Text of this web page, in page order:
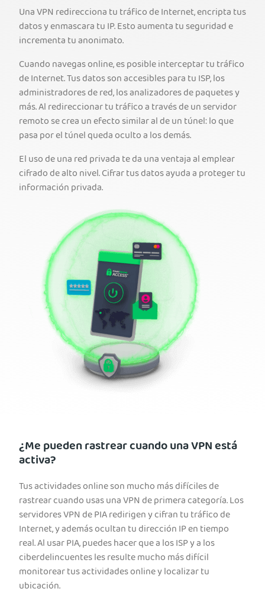
Una VPN redirecciona tu tráfico de Internet, encripta tus
datos y enmascara tu IP. Esto aumenta tu seguridad e
incrementa tu anonimato.
Cuando navegas online, es posible interceptar tu tráfico
de Internet. Tus datos son accesibles para tu ISP, los
administradores de red, los analizadores de paquetes y
más. Al redireccionar tu tráfico a través de un servidor
remoto se crea un efecto similar al de un túnel: lo que
pasa por el túnel queda oculto a los demás.
El uso de una red privada te da una ventaja al emplear
cifrado de alto nivel. Cifrar tus datos ayuda a proteger tu
información privada.
¿Me pueden rastrear cuando una VPN está
activa?
Tus actividades online son mucho más difíciles de
rastrear cuando usas una VPN de primera categoría. Los
servidores VPN de PIA redirigen y cifran tu tráfico de
Internet, y además ocultan tu dirección IP en tiempo
real. Al usar PIA, puedes hacer que a los ISP y a los
ciberdelincuentes les resulte mucho más difícil
monitorear tus actividades online y localizar tu
ubicación.